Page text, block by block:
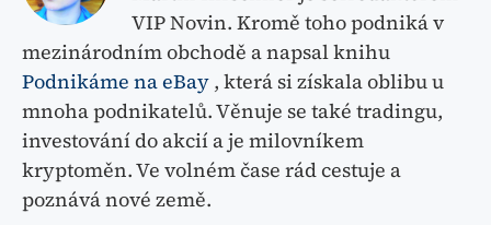
VIP Novin. Kromě toho podniká v
mezinárodním obchodě a napsal knihu
Podnikáme na eBay , která si získala oblibu u
mnoha podnikatelů. Věnuje se také tradingu,
investování do akcií a je milovníkem
kryptoměn. Ve volném čase rád cestuje a
poznává nové země.